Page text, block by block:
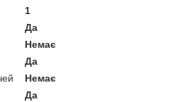
1
Да
Немає
Да
Немає
Да